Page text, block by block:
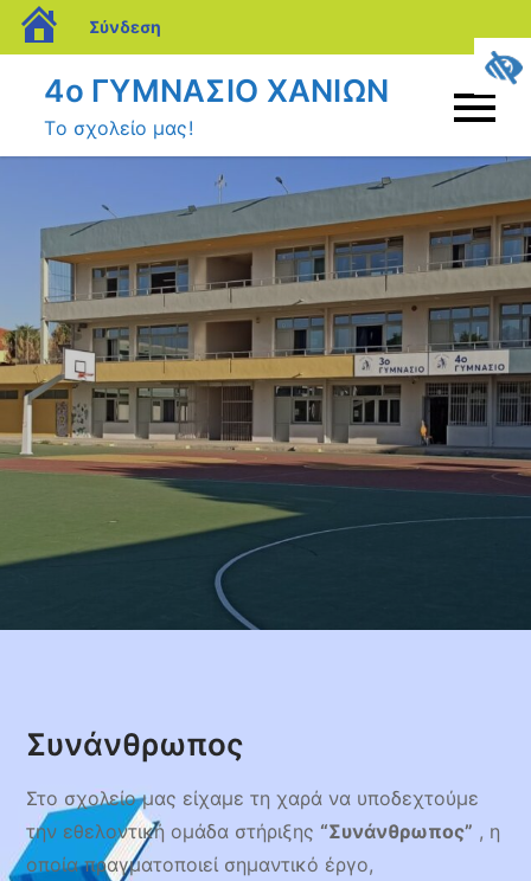
blogs.sch.gr
Σύνδεση
περιεχόμενο
4ο ΓΥΜΝΑΣΙΟ ΧΑΝΙΩΝ
Το σχολείο μας!
Συνάνθρωπος
Στο σχολείο μας είχαμε τη χαρά να υποδεχτούμε
την εθελοντική ομάδα στήριξης “Συνάνθρωπος” , η
οποία πραγματοποιεί σημαντικό έργο,